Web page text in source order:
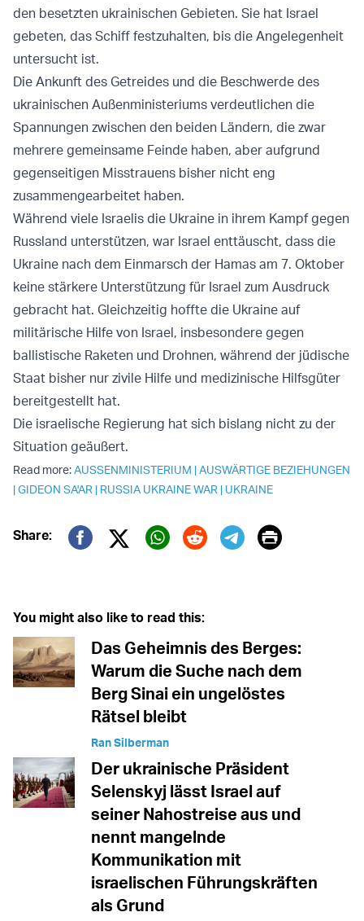
den besetzten ukrainischen Gebieten. Sie hat Israel
gebeten, das Schiff festzuhalten, bis die Angelegenheit
untersucht ist.
Die Ankunft des Getreides und die Beschwerde des
ukrainischen Außenministeriums verdeutlichen die
Spannungen zwischen den beiden Ländern, die zwar
mehrere gemeinsame Feinde haben, aber aufgrund
gegenseitigen Misstrauens bisher nicht eng
zusammengearbeitet haben.
Während viele Israelis die Ukraine in ihrem Kampf gegen
Russland unterstützen, war Israel enttäuscht, dass die
Ukraine nach dem Einmarsch der Hamas am 7. Oktober
keine stärkere Unterstützung für Israel zum Ausdruck
gebracht hat. Gleichzeitig hoffte die Ukraine auf
militärische Hilfe von Israel, insbesondere gegen
ballistische Raketen und Drohnen, während der jüdische
Staat bisher nur zivile Hilfe und medizinische Hilfsgüter
bereitgestellt hat.
Die israelische Regierung hat sich bislang nicht zu der
Situation geäußert.
Read more:AUSSENMINISTERIUM |AUSWÄRTIGE BEZIEHUNGEN
|GIDEON SA'AR | RUSSIA UKRAINE WAR | UKRAINE
Share:
Twitter (X)
Print
You might also like to read this:
Das Geheimnis des Berges:
Warum die Suche nach dem
Berg Sinai ein ungelöstes
Rätsel bleibt
Ran Silberman
Der ukrainische Präsident
Selenskyj lässt Israel auf
seiner Nahostreise aus und
nennt mangelnde
Kommunikation mit
israelischen Führungskräften
als Grund